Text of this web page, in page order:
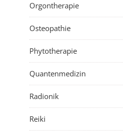
Orgontherapie
Osteopathie
Phytotherapie
Quantenmedizin
Radionik
Reiki